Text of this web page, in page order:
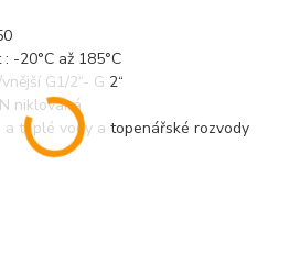
-20°C až 185°C
G1/2“- G 2“
niklovaná
teplé vody a topenářské rozvody